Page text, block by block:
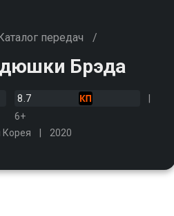
передач /
Брэда
8.7
6+
2020